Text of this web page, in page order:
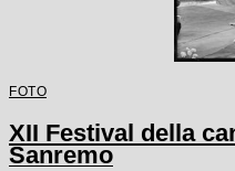
FOTO
XII Festival della
Sanremo